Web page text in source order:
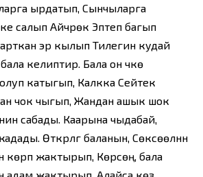
ырдатып, Сынчыларга
салып Айчүрөк Эптеп багып
эр кылып Тилегин кудай
келиптир. Бала он үчкө
катыгып, Калкка Сейтек
чок чыгып, Жандан ашык шок
сабады. Каарына чыдабай,
Өткүрлүгү баланын, Сөксөөлүнүн
көрүп жактырып, Көрсөң, бала